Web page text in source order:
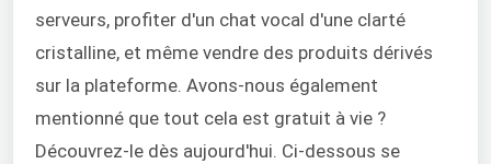
serveurs, profiter d'un chat vocal d'une clarté
cristalline, et même vendre des produits dérivés
sur la plateforme. Avons-nous également
mentionné que tout cela est gratuit à vie ?
Découvrez-le dès aujourd'hui. Ci-dessous se